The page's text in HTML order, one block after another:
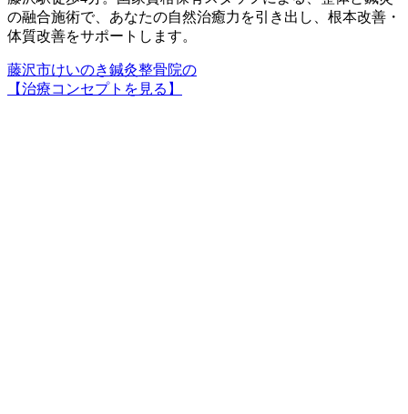
の融合施術で、あなたの自然治癒力を引き出し、根本改善・
体質改善をサポートします。
藤沢市けいのき鍼灸整骨院の
【治療コンセプトを見る】